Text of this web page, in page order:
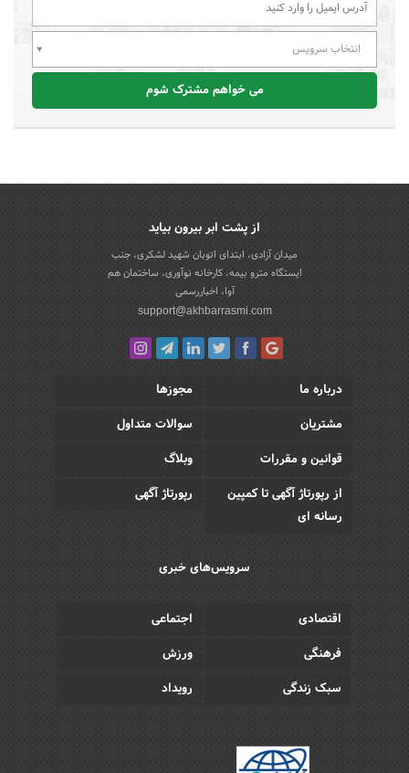
انتخاب سرویس
می خواهم مشترک شوم
از پشت ابر بیرون بیاید
میدان آزادی، ابتدای اتوبان شهید لشکری، جنب
ایستگاه مترو بیمه، کارخانه نوآوری، ساختمان هم
آوا، اخباررسمی
support@akhbarrasmi.com
درباره ما
مجوزها
مشتریان
سوالات متداول
قوانین و مقررات
وبلاگ
از رپورتاژ آگهی تا کمپین
رسانه ای
رپورتاژ آگهی
سرویس‌های خبری
اقتصادی
اجتماعی
فرهنگی
ورزش
سبک زندگی
رویداد